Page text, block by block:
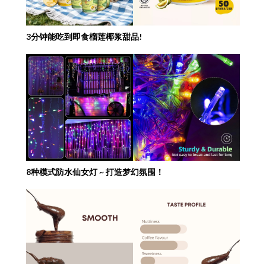
3分钟能吃到即食榴莲椰浆甜品!
8种模式防水仙女灯 ~ 打造梦幻氛围！